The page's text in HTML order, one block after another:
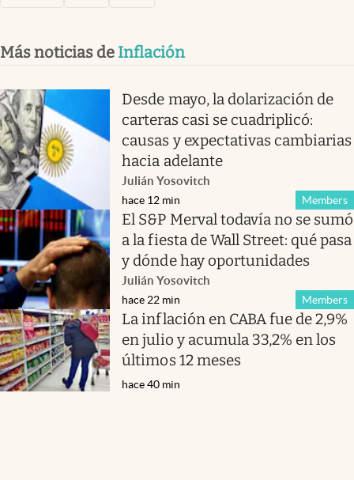
Más noticias de Inflación
Desde mayo, la dolarización de
carteras casi se cuadriplicó:
causas y expectativas cambiarias
hacia adelante
Julián Yosovitch
Members
hace 12 min
El S&P Merval todavía no se sumó
a la fiesta de Wall Street: qué pasa
y dónde hay oportunidades
Julián Yosovitch
Members
hace 22 min
La inflación en CABA fue de 2,9%
en julio y acumula 33,2% en los
últimos 12 meses
hace 40 min